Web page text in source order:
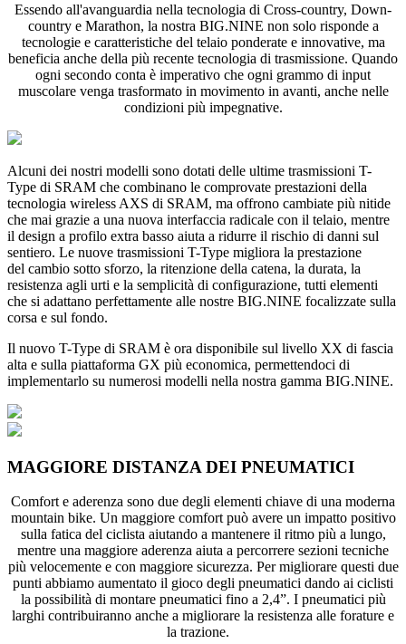
Essendo all'avanguardia nella tecnologia di Cross-country, Down-
country e Marathon, la nostra BIG.NINE non solo risponde a
tecnologie e caratteristiche del telaio ponderate e innovative, ma
beneficia anche della più recente tecnologia di trasmissione. Quando
ogni secondo conta è imperativo che ogni grammo di input
muscolare venga trasformato in movimento in avanti, anche nelle
condizioni più impegnative.
Alcuni dei nostri modelli sono dotati delle ultime trasmissioni T-
Type di SRAM che combinano le comprovate prestazioni della
tecnologia wireless AXS di SRAM, ma offrono cambiate più nitide
che mai grazie a una nuova interfaccia radicale con il telaio, mentre
il design a profilo extra basso aiuta a ridurre il rischio di danni sul
sentiero. Le nuove trasmissioni T-Type migliora la prestazione
del cambio sotto sforzo, la ritenzione della catena, la durata, la
resistenza agli urti e la semplicità di configurazione, tutti elementi
che si adattano perfettamente alle nostre BIG.NINE focalizzate sulla
corsa e sul fondo.
Il nuovo T-Type di SRAM è ora disponibile sul livello XX di fascia
alta e sulla piattaforma GX più economica, permettendoci di
implementarlo su numerosi modelli nella nostra gamma BIG.NINE.
MAGGIORE DISTANZA DEI PNEUMATICI
Comfort e aderenza sono due degli elementi chiave di una moderna
mountain bike. Un maggiore comfort può avere un impatto positivo
sulla fatica del ciclista aiutando a mantenere il ritmo più a lungo,
mentre una maggiore aderenza aiuta a percorrere sezioni tecniche
più velocemente e con maggiore sicurezza. Per migliorare questi due
punti abbiamo aumentato il gioco degli pneumatici dando ai ciclisti
la possibilità di montare pneumatici fino a 2,4”. I pneumatici più
larghi contribuiranno anche a migliorare la resistenza alle forature e
la trazione.